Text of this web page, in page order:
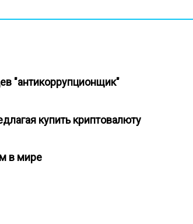
"антикоррупционщик"
купить криптовалюту
в мире